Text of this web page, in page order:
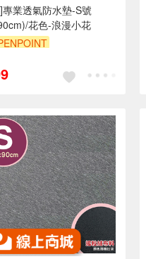
專業透氣防水墊-S號
花色-浪漫小花
滿 2000 元折抵 100元
費不算在 2000 元的範圍